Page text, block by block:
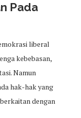
Pada
liberal
kebebasan,
Namun
hak-hak yang
dengan